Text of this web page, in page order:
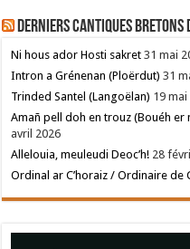
Derniers cantiques bretons
Ni hous ador Hosti sakret 31 mai
Intron a Grénenan (Ploërdut) 31
Trinded Santel (Langoëlan) 19 mai
Amañ pell doh en trouz (Bouéh
avril 2026
Allelouia, meuleudi Deoc’h! 28
Ordinal ar C’horaiz / Ordinaire de